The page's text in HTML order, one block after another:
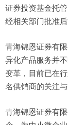
证券投资基金托
经相关部门批准
青海锦恩证券有
异化产品服务并
变革，目前已在
名供销商的关注与
青海锦恩证券有